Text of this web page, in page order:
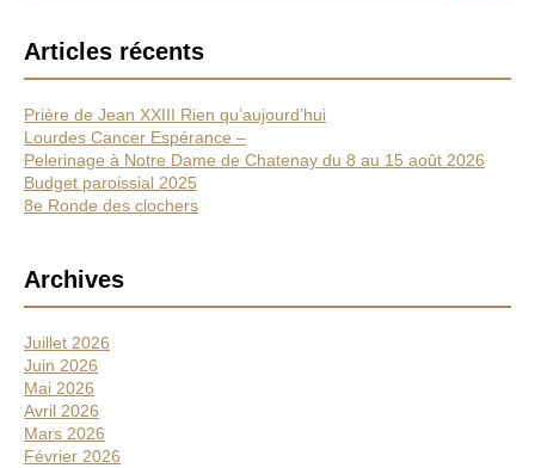
c
h
r
c
h
e
Articles récents
Prière de Jean XXIII Rien qu’aujourd’hui
Lourdes Cancer Espérance –
Pelerinage à Notre Dame de Chatenay du 8 au 15 août 2026
Budget paroissial 2025
8e Ronde des clochers
Archives
Juillet 2026
Juin 2026
Mai 2026
Avril 2026
Mars 2026
Février 2026